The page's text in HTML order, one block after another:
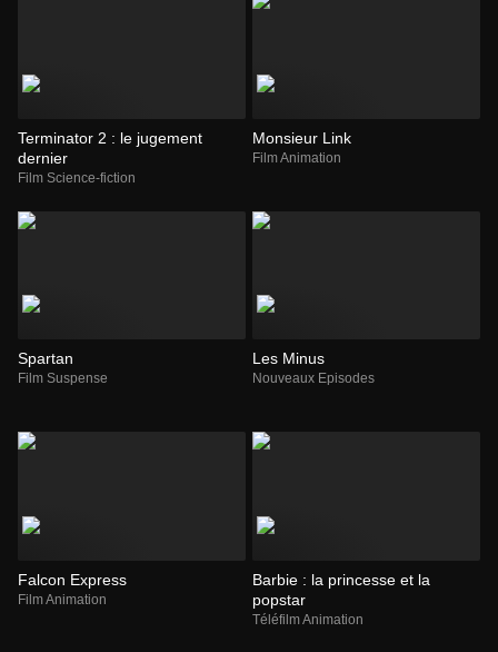
Terminator 2 : le jugement
dernier
Film Science-fiction
Monsieur Link
Film Animation
Spartan
Film Suspense
Les Minus
Nouveaux Episodes
Falcon Express
Film Animation
Barbie : la princesse et la
popstar
Téléfilm Animation